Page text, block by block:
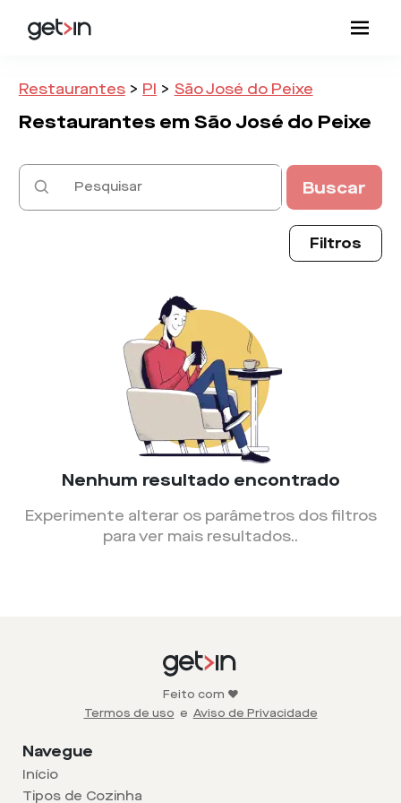
Restaurantes > PI > São José do Peixe
Restaurantes emSão José do Peixe
Buscar
Filtros
Nenhum resultado encontrado
Experimente alterar os parâmetros dos filtros
para ver mais resultados..
Feito com ❤️
Termos de uso e Aviso de Privacidade
Navegue
Início
Tipos de Cozinha